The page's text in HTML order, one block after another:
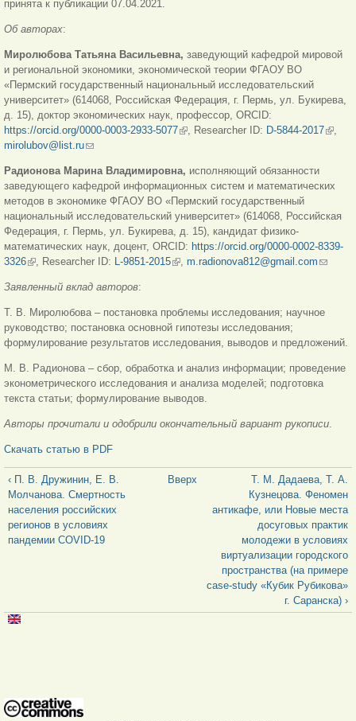
принята к публикации 07.04.2021.
Об авторах:
Миролюбова Татьяна Васильевна, заведующий кафедрой мировой
и региональной экономики, экономической теории ФГАОУ ВО
«Пермский государственный национальный исследовательский
университет» (614068, Российская Федерация, г. Пермь, ул. Букирева,
д. 15), доктор экономических наук, профессор, ORCID:
https://orcid.org/0000-0003-2933-5077(внешняя ссылка)
, Researcher ID: D-5844-2017
,
mirolubov@list.ru(ссылка для отправки email)
Радионова Марина Владимировна, исполняющий обязанности
заведующего кафедрой информационных систем и математических
методов в экономике ФГАОУ ВО «Пермский государственный
национальный исследовательский университет» (614068, Российская
Федерация, г. Пермь, ул. Букирева, д. 15), кандидат физико-
математических наук, доцент, ORCID: https://orcid.org/0000-0002-8339-
3326(внешняя ссылка)
, Researcher ID: L-9851-2015(внешняя ссылка)
, m.radionova812@gmail.com (ссылка
Заявленный вклад авторов:
Т. В. Миролюбова – постановка проблемы исследования; научное
руководство; постановка основной гипотезы исследования;
формулирование результатов исследования, выводов и предложений.
М. В. Радионова – сбор, обработка и анализ информации; проведение
эконометрического исследования и анализа моделей; подготовка
текста статьи; формулирование выводов.
Авторы прочитали и одобрили окончательный вариант рукописи.
Скачать статью в PDF
‹ П. В. Дружинин, Е. В.
Молчанова. Смертность
населения российских
регионов в условиях
пандемии COVID-19
Вверх
Т. М. Дадаева, Т. А.
Кузнецова. Феномен
антикафе, или Новые места
досуговых практик
молодежи в условиях
виртуализации городского
пространства (на примере
case-study «Кубик Рубикова»
г. Саранска) ›